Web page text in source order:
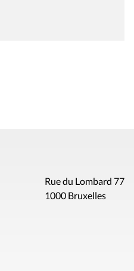
Rue du Lombard 77
1000 Bruxelles